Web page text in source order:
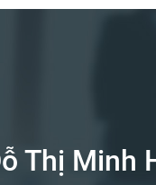
Thị Minh